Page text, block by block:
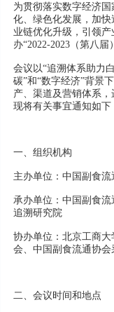
为贯彻落实数字经济
化、绿色化发展，加
业链优化升级，引领
办“2022-2023（第八届
会议以“追溯体系助力
碳”和“数字经济”背景
产、渠道及营销体系，
现将有关事宜通知如下
一、组织机构
主办单位：中国副食流
承办单位：中国副食
追溯研究院
协办单位：北京工商
会、中国副食流通协
二、会议时间和地点